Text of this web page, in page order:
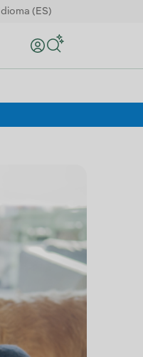
Idioma (ES)
Buscar